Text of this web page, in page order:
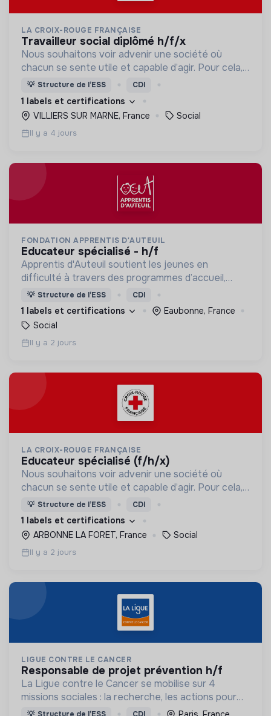
LA CROIX-ROUGE FRANÇAISE
travailleur social diplômé h/f/x
Nous souhaitons voir advenir une société où
chacun se sente utile et capable d’agir. Pour cela,
nous proposons des moyens et des lieux
d’engagement innovants et adaptés à tous.
💡 Structure de l’ESS CDI
1 labels et certifications
VILLIERS SUR MARNE, France
Social
Il y a 4 jours
FONDATION APPRENTIS D'AUTEUIL
educateur spécialisé - h/f
Apprentis d'Auteuil soutient les jeunes en
difficulté à travers des programmes d’accueil,
d’éducation, de formation et d’insertion pour leur
permettre de devenir des hommes et des femmes
debout.
💡 Structure de l’ESS CDI
1 labels et certifications
Eaubonne, France
Social
Il y a 2 jours
LA CROIX-ROUGE FRANÇAISE
educateur spécialisé (f/h/x)
Nous souhaitons voir advenir une société où
chacun se sente utile et capable d’agir. Pour cela,
nous proposons des moyens et des lieux
d’engagement innovants et adaptés à tous.
💡 Structure de l’ESS CDI
1 labels et certifications
ARBONNE LA FORET, France
Social
Il y a 2 jours
LIGUE CONTRE LE CANCER
responsable de projet prévention h/f
La Ligue contre le Cancer se mobilise sur 4
missions sociales : la recherche, les actions pour
les personnes malades, la prévention & promotion